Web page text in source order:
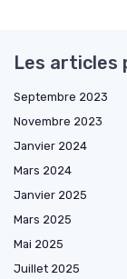
Les articles
Septembre 2023
Novembre 2023
Janvier 2024
Mars 2024
Janvier 2025
Mars 2025
Mai 2025
Juillet 2025